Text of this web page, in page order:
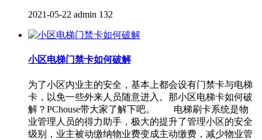
2021-05-22 admin 132
小区电梯门禁卡如何破解
为了小区内业主的安全，基本上都会设有门禁卡与电梯
卡，以免一些外来人员随意进入。那小区电梯卡如何破
解？PChouse带大家了解下吧。 电梯刷卡系统是物
业管理人员的得力助手，极大的提升了管理小区的安全
级别，业主被动缴纳物业费变成主动缴费，减少物业管